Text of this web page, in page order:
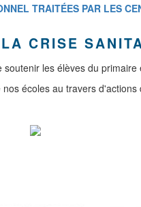
TRAITÉES PAR LES
CRISE
soutenir les élèves du
écoles au travers